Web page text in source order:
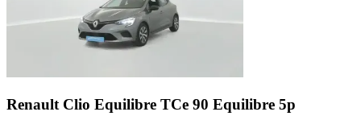
Renault Clio Equilibre TCe 90 Equilibre 5p